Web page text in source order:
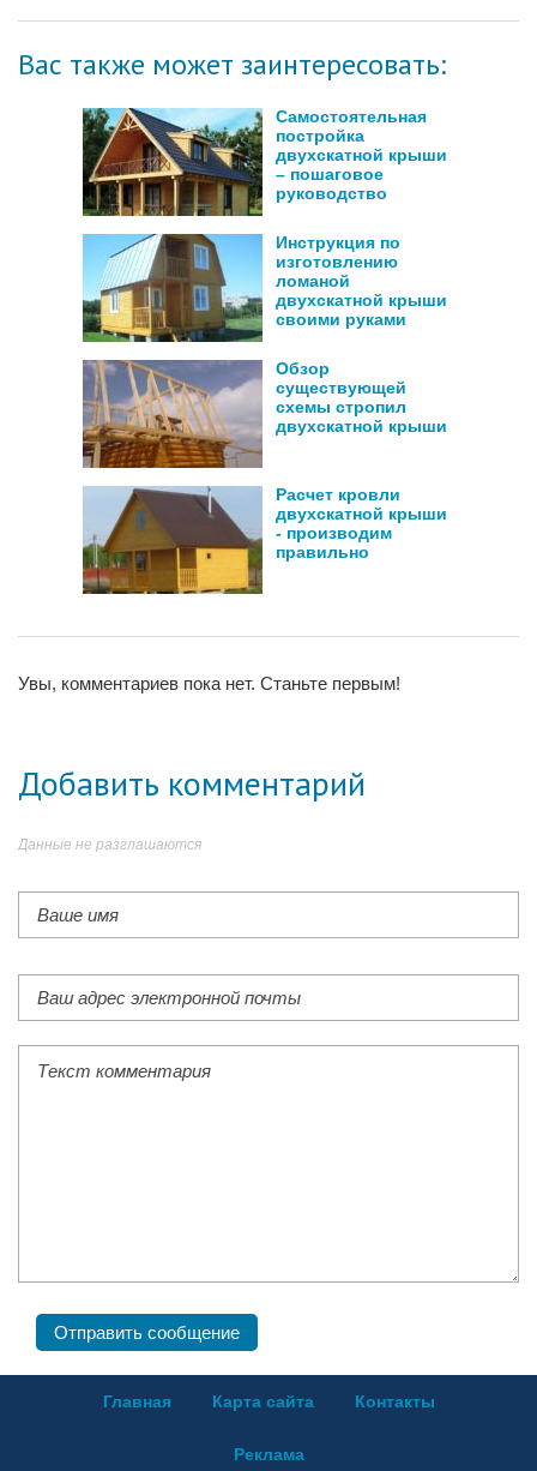
Вас также может заинтересовать:
Самостоятельная
постройка
двухскатной крыши
– пошаговое
руководство
Инструкция по
изготовлению
ломаной
двухскатной крыши
своими руками
Обзор
существующей
схемы стропил
двухскатной крыши
Расчет кровли
двухскатной крыши
- производим
правильно
Увы, комментариев пока нет. Станьте первым!
Добавить комментарий
Данные не разглашаются
Главная Карта сайта Контакты
Реклама